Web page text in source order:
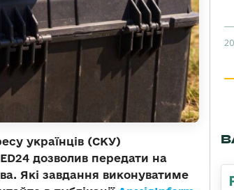
українців (СКУ)
24 дозволив передати на
Які завдання виконуватиме